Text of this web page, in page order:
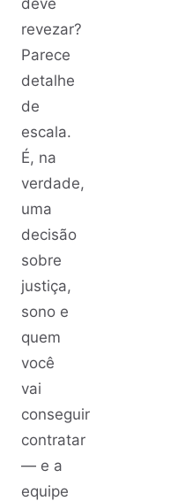
deve
revezar?
Parece
detalhe
de
escala.
É, na
verdade,
uma
decisão
sobre
justiça,
sono e
quem
você
vai
conseguir
contratar
— e a
equipe